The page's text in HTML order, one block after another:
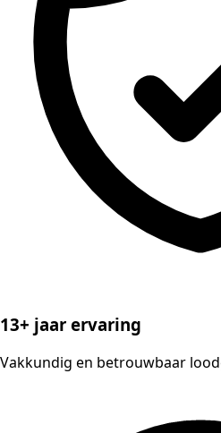
13+ jaar ervaring
Vakkundig en betrouwbaar